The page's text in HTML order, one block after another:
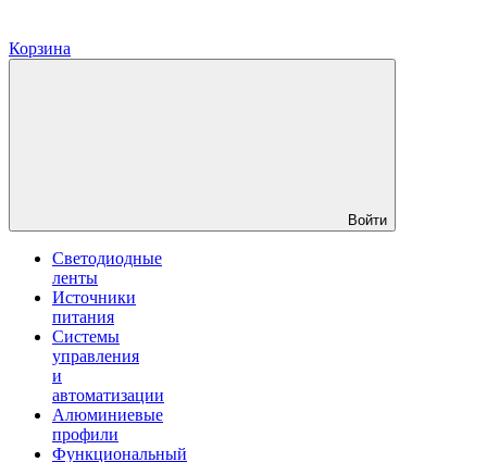
Корзина
Войти
Светодиодные
ленты
Источники
питания
Системы
управления
и
автоматизации
Алюминиевые
профили
Функциональный